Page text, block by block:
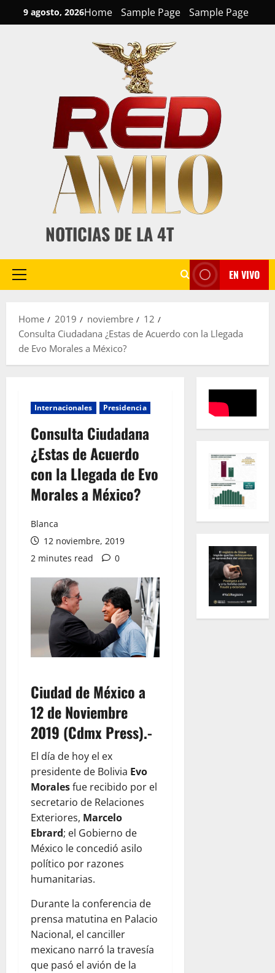
to
9 agosto, 2026Home Sample Page Sample Page
NOTICIAS DE LA 4T
Primary
EN VIVO
Home 2019 noviembre
12
Consulta Ciudadana ¿Estas de Acuerdo con la Llegada
de Evo Morales a México?
Internacionales Presidencia
Consulta Ciudadana
¿Estas de Acuerdo
con la Llegada de Evo
Morales a México?
Blanca
12 noviembre, 2019
2 minutes read
0
Ciudad de México a
12 de Noviembre
2019 (Cdmx Press).-
El día de hoy el ex
presidente de Bolivia Evo
Moralesfue recibido por el
secretario de Relaciones
Exteriores, Marcelo
Ebrard; el Gobierno de
México le concedió asilo
político por razones
humanitarias.
Durante la conferencia de
prensa matutina en Palacio
Nacional, el canciller
mexicano narró la travesía
que pasó el avión de la